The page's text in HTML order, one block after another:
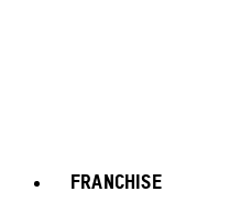
FRANCHISE